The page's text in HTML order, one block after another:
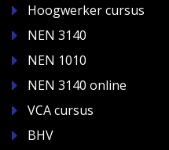
Hoogwerker cursus
NEN 3140
NEN 1010
NEN 3140 online
VCA cursus
BHV